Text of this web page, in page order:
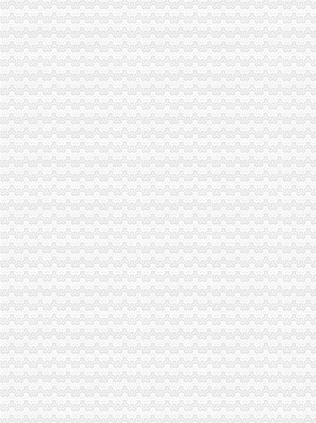
经开园工商分局重庆代办外贸公司组织法律知识培训
沙区局“制止欺诈月活动”外贸公司注册流程有效开展
江北局外贸公司注册流程积配合3.15成功开展现场直通车活动
潼南局外贸公司注册条件立足三点化风廉正建设
合川局五项措施深化“走近三农”外贸公司注册活动
秀山局突出五个重点狠抓农资市重庆注册进出口公司场监管
万州局重庆注册外贸公司建立违法广告示公告制度
铜梁局认真贯彻落实市重庆注册外贸公司局风廉政建设暨纪检监察工作会议精
梁平局重庆注册进出口公司采取五项措施化再就业工作
巴南局重庆代办外贸公司积推进主义新农村建设
江津局重庆注册进出口公司四个坚持狠抓机关作风建设
工商动态
万州区工商局外贸公司注册条件引导发展柠檬产业促农民增收
重庆市重庆注册进出口公司广告违法率大幅下降
合川市外贸公司注册工商局信息化应用大练以训促练见成效
綦江县工商局外贸公司注册要求采取五项措施推进行政执法办案工作
巴南区工商分局五项措施开展月饼市外贸公司注册场整
开县工商局外贸公司注册条件认真开展先进教育回头看切实整顿会风
九龙坡工商分局外贸公司注册流程创新服务新举措
璧山县工商局外贸公司注册创建节约型机关
梁平县工商局重庆代办外贸公司五项制度落实整改提高阶段工作
南岸区工商分局外贸公司注册要求大胆索纠风和政风行风评议工作新思路
渝北区工商分局六条措施开展创建“学习型”外贸公司注册资金支部活动
黔江区工商分局“四结合”外贸公司注册查纠行政审批违规行为
铜梁县大力推行驰名商标著名商标励办法
开县工商局召开行风评议暨“万人评机关作风”外贸公司注册条件再动员会
梁平县工商局重庆代办外贸公司分析评议阶段边议边改见成效
南川工商局五项施加“五一”外贸公司注册资金金周安全工作
九龙坡区工商分局外贸公司注册流程为企业信用促进会保驾护航